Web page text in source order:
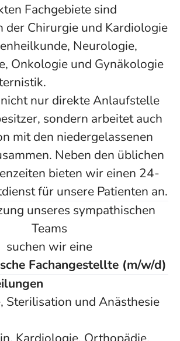
Fachgebiete sind
der Chirurgie und Kardiologie
Neurologie,
Onkologie und Gynäkologie
nur direkte Anlaufstelle
sondern arbeitet auch
mit den niedergelassenen
Neben den üblichen
bieten wir einen 24-
für unsere Patienten an.
unseres sympathischen
Teams
suchen wir eine
Fachangestellte (m/w/d)
Sterilisation und Anästhesie